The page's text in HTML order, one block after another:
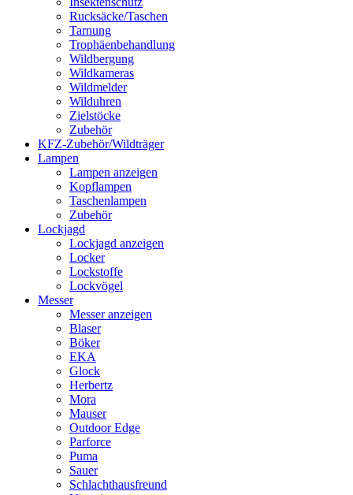
Rucksäcke/Taschen
Tarnung
Trophäenbehandlung
Wildbergung
Wildkameras
Wildmelder
Wilduhren
Zielstöcke
Zubehör
KFZ-Zubehör/Wildträger
Lampen
Lampen anzeigen
Kopflampen
Taschenlampen
Zubehör
Lockjagd
Lockjagd anzeigen
Locker
Lockstoffe
Lockvögel
Messer
Messer anzeigen
Blaser
Böker
EKA
Glock
Herbertz
Mora
Mauser
Outdoor Edge
Parforce
Puma
Sauer
Schlachthausfreund